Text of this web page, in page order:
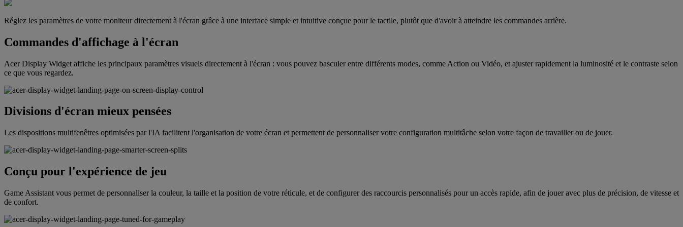
Réglez les paramètres de votre moniteur directement à l'écran grâce à une interface simple et intuitive conçue pour le tactile, plutôt que d'avoir à atteindre les commandes arrière.
Commandes d'affichage à l'écran
Acer Display Widget affiche les principaux paramètres visuels directement à l'écran : vous pouvez basculer entre différents modes, comme Action ou Vidéo, et ajuster rapidement la luminosité et le contraste selon
ce que vous regardez.
Divisions d'écran mieux pensées
Les dispositions multifenêtres optimisées par l'IA facilitent l'organisation de votre écran et permettent de personnaliser votre configuration multitâche selon votre façon de travailler ou de jouer.
Conçu pour l'expérience de jeu
Game Assistant vous permet de personnaliser la couleur, la taille et la position de votre réticule, et de configurer des raccourcis personnalisés pour un accès rapide, afin de jouer avec plus de précision, de vitesse et
de confort.